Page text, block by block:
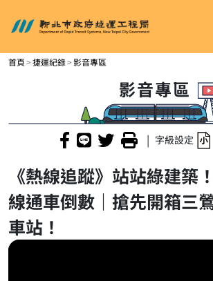
進入內容區塊
新北市政府捷運工程局
首頁 捷運紀錄 影音專區
影音專區
| 字級設定
《熱線追蹤》站站綠建築
線通車倒數｜搶先開箱三
車站！